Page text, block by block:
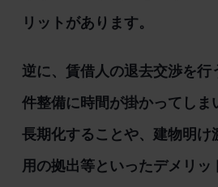
リットがあります。
逆に、賃借人の退去交渉を行
件整備に時間が掛かってしま
長期化することや、建物明け
用の拠出等といったデメリッ